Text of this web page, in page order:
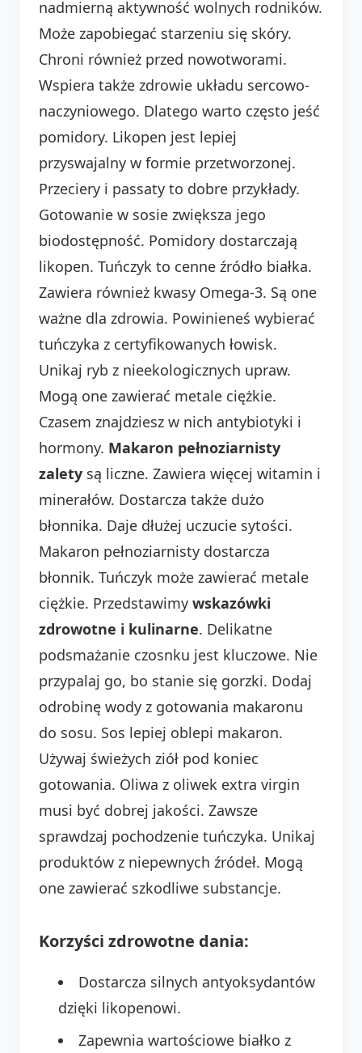
nadmierną aktywność wolnych rodników.
Może zapobiegać starzeniu się skóry.
Chroni również przed nowotworami.
Wspiera także zdrowie układu sercowo-
naczyniowego. Dlatego warto często jeść
pomidory. Likopen jest lepiej
przyswajalny w formie przetworzonej.
Przeciery i passaty to dobre przykłady.
Gotowanie w sosie zwiększa jego
biodostępność. Pomidory dostarczają
likopen. Tuńczyk to cenne źródło białka.
Zawiera również kwasy Omega-3. Są one
ważne dla zdrowia. Powinieneś wybierać
tuńczyka z certyfikowanych łowisk.
Unikaj ryb z nieekologicznych upraw.
Mogą one zawierać metale ciężkie.
Czasem znajdziesz w nich antybiotyki i
hormony. Makaron pełnoziarnisty
zalety są liczne. Zawiera więcej witamin i
minerałów. Dostarcza także dużo
błonnika. Daje dłużej uczucie sytości.
Makaron pełnoziarnisty dostarcza
błonnik. Tuńczyk może zawierać metale
ciężkie. Przedstawimy wskazówki
zdrowotne i kulinarne. Delikatne
podsmażanie czosnku jest kluczowe. Nie
przypalaj go, bo stanie się gorzki. Dodaj
odrobinę wody z gotowania makaronu
do sosu. Sos lepiej oblepi makaron.
Używaj świeżych ziół pod koniec
gotowania. Oliwa z oliwek extra virgin
musi być dobrej jakości. Zawsze
sprawdzaj pochodzenie tuńczyka. Unikaj
produktów z niepewnych źródeł. Mogą
one zawierać szkodliwe substancje.
Korzyści zdrowotne dania:
Dostarcza silnych antyoksydantów
dzięki likopenowi.
Zapewnia wartościowe białko z